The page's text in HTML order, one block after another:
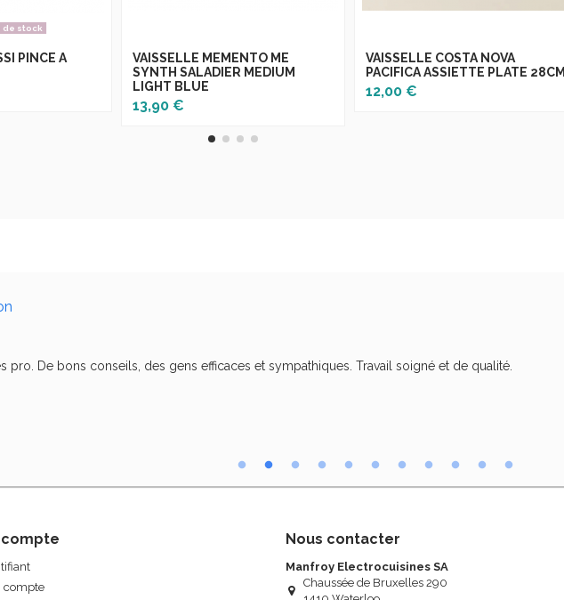
de stock
PINCE A
VAISSELLE MEMENTO ME
SYNTH SALADIER MEDIUM
LIGHT BLUE
13,90 €
VAISSELLE COSTA NOVA
PACIFICA ASSIETTE PLATE 28CM
12,00 €
pro. De bons conseils, des gens efficaces et sympathiques. Travail soigné et de qualité.
compte
compte
Nous contacter
Manfroy Electrocuisines SA
Chaussée de Bruxelles 290